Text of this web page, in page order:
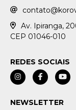
Av. Ipiranga,
CEP 01046-010
REDES SOCIAIS
NEWSLETTER